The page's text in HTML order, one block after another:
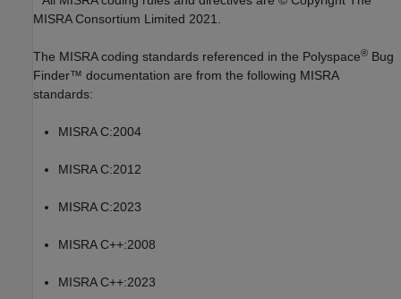
MISRA Consortium Limited 2021.
The MISRA coding standards referenced in the Polyspace® Bug
Finder™ documentation are from the following MISRA
standards:
MISRA C:2004
MISRA C:2012
MISRA C:2023
MISRA C++:2008
MISRA C++:2023